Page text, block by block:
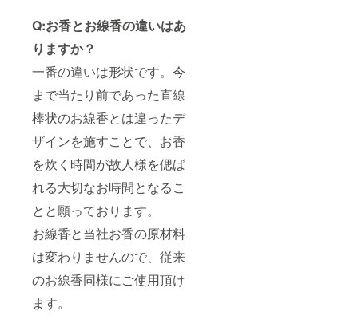
Q:お香とお線香の違いはあ
りますか？
一番の違いは形状です。今
まで当たり前であった直線
棒状のお線香とは違ったデ
ザインを施すことで、お香
を炊く時間が故人様を偲ば
れる大切なお時間となるこ
とと願っております。
お線香と当社お香の原材料
は変わりませんので、従来
のお線香同様にご使用頂け
ます。